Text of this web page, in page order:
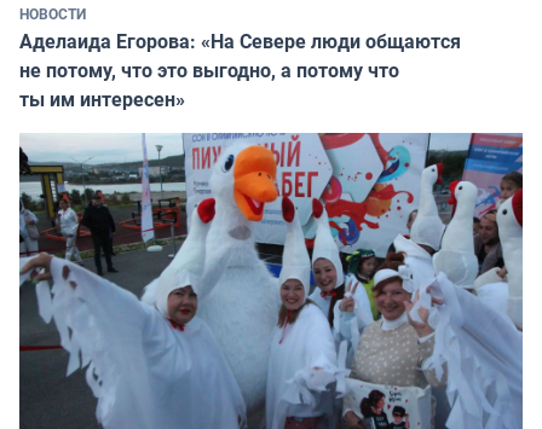
НОВОСТИ
Аделаида Егорова: «На Севере люди общаются
не потому, что это выгодно, а потому что
ты им интересен»